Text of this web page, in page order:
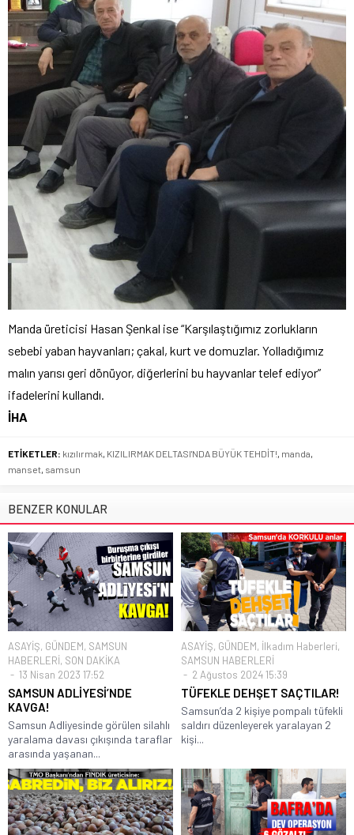
Manda üreticisi Hasan Şenkal ise “Karşılaştığımız zorlukların
sebebi yaban hayvanları; çakal, kurt ve domuzlar. Yolladığımız
malın yarısı geri dönüyor, diğerlerini bu hayvanlar telef ediyor”
ifadelerini kullandı.
İHA
ETİKETLER: kızılırmak KIZILIRMAK DELTASI'NDA BÜYÜK TEHDİT! manda
manset samsun
BENZER KONULAR
ASAYİŞ, GÜNDEM, SAMSUN
HABERLERİ, SON DAKİKA
13 Nisan 2023 17:52
SAMSUN ADLİYESİ’NDE
KAVGA!
Samsun Adliyesinde görülen silahlı
yaralama davası çıkışında taraflar
arasında yaşanan...
ASAYİŞ, GÜNDEM, İlkadım Haberleri,
SAMSUN HABERLERİ
2 Ağustos 2024 15:39
TÜFEKLE DEHŞET SAÇTILAR!
Samsun’da 2 kişiye pompalı tüfekli
saldırı düzenleyerek yaralayan 2
kişi...